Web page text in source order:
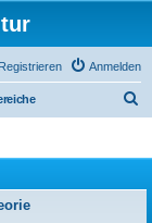
Anmelden
Registrieren